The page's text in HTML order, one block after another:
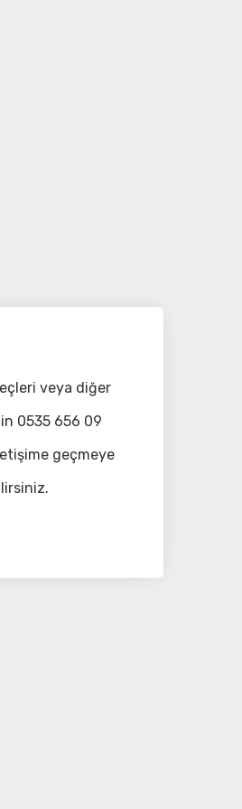
veya diğer
0535 656 09
geçmeye